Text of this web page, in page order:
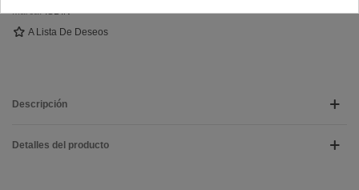
Marca: ISDIN
A Lista De Deseos
Descripción
Detalles del producto